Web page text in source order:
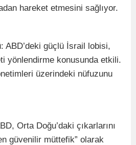
hareket etmesini sağlıyor.
ABD’deki güçlü İsrail lobisi,
yönlendirme konusunda etkili.
üzerindeki nüfuzunu
Orta Doğu’daki çıkarlarını
güvenilir müttefik” olarak